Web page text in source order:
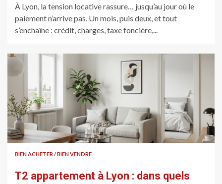
À Lyon, la tension locative rassure… jusqu’au jour où le
paiement n’arrive pas. Un mois, puis deux, et tout
s’enchaîne : crédit, charges, taxe foncière,...
BIEN ACHETER / BIEN VENDRE
T2 appartement à Lyon : dans quels